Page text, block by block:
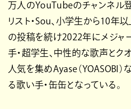
万人のYouTubeのチャンネル
リスト・Sou、小学生から10年以
の投稿を続け2022年にメジャ
手・超学生、中性的な歌声とク
人気を集めAyase（YOASOBI）
る歌い手・缶缶となっている。